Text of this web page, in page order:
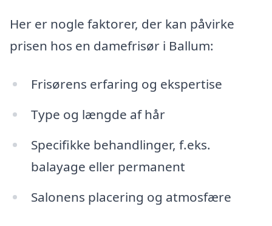
Her er nogle faktorer, der kan påvirke
prisen hos en damefrisør i Ballum:
Frisørens erfaring og ekspertise
Type og længde af hår
Specifikke behandlinger, f.eks.
balayage eller permanent
Salonens placering og atmosfære